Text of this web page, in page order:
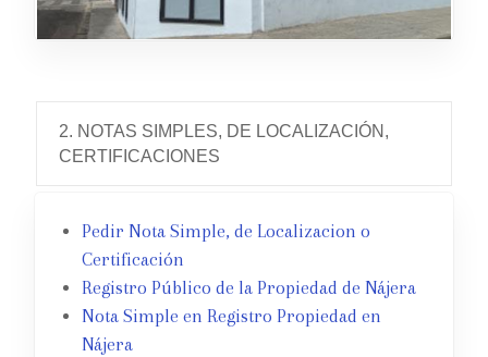
2. NOTAS SIMPLES, DE LOCALIZACIÓN,
CERTIFICACIONES
Pedir Nota Simple, de Localizacion o
Certificación
Registro Público de la Propiedad de Nájera
Nota Simple en Registro Propiedad en
Nájera